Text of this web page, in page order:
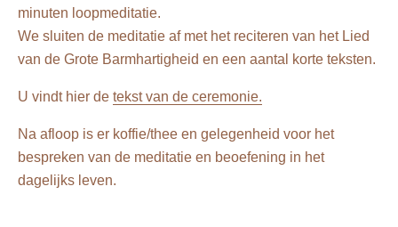
minuten loopmeditatie.
We sluiten de meditatie af met het reciteren van het Lied
van de Grote Barmhartigheid en een aantal korte teksten.
U vindt hier de tekst van de ceremonie.
Na afloop is er koffie/thee en gelegenheid voor het
bespreken van de meditatie en beoefening in het
dagelijks leven.